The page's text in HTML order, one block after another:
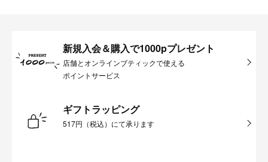
新規入会＆購入で1000pプレゼント
店舗とオンラインブティックで使える
ポイントサービス
ギフトラッピング
517円（税込）にて承ります